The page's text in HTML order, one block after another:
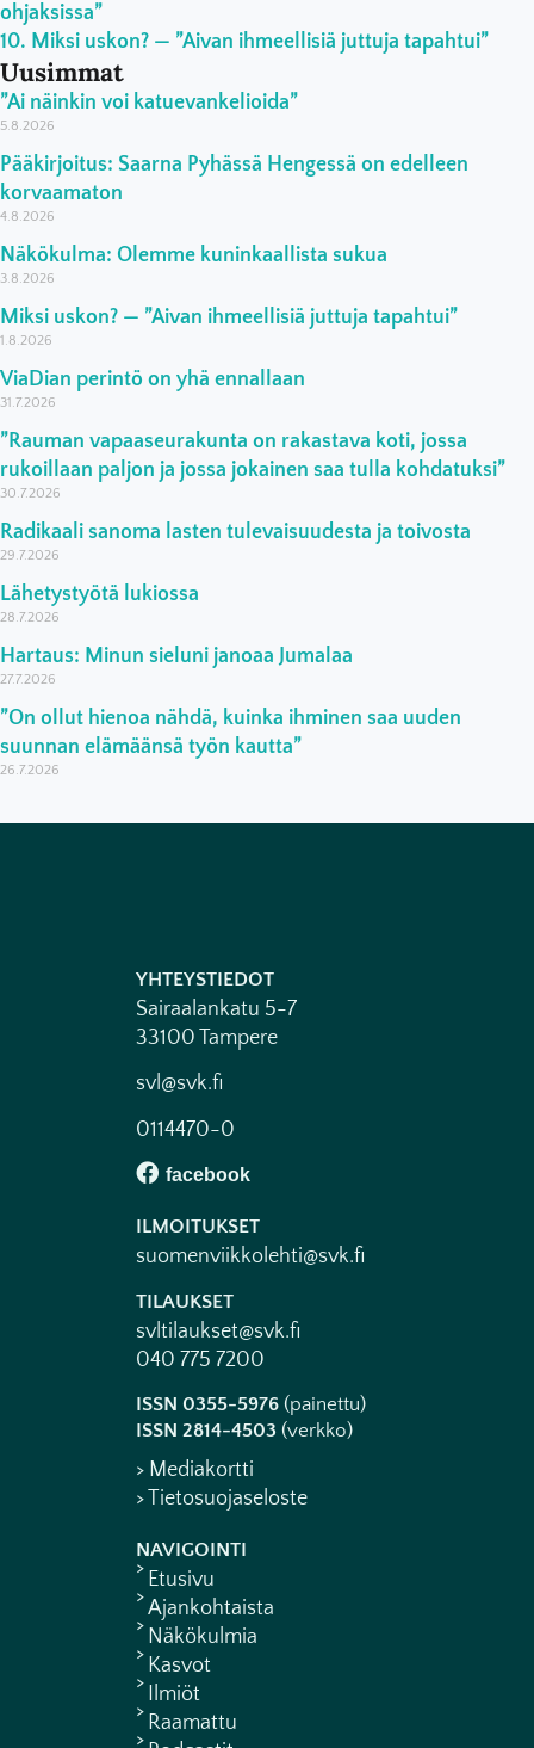
ohjaksissa”
Miksi uskon? — ”Aivan ihmeellisiä juttuja tapahtui”
Uusimmat
”Ai näinkin voi katuevankelioida”
5.8.2026
Pääkirjoitus: Saarna Pyhässä Hengessä on edelleen
korvaamaton
4.8.2026
Näkökulma: Olemme kuninkaallista sukua
3.8.2026
Miksi uskon? — ”Aivan ihmeellisiä juttuja tapahtui”
1.8.2026
ViaDian perintö on yhä ennallaan
31.7.2026
”Rauman vapaaseurakunta on rakastava koti, jossa
rukoillaan paljon ja jossa jokainen saa tulla kohdatuksi”
30.7.2026
Radikaali sanoma lasten tulevaisuudesta ja toivosta
29.7.2026
Lähetystyötä lukiossa
28.7.2026
Hartaus: Minun sieluni janoaa Jumalaa
27.7.2026
”On ollut hienoa nähdä, kuinka ihminen saa uuden
suunnan elämäänsä työn kautta”
26.7.2026
YHTEYSTIEDOT
Sairaalankatu 5-7
33100 Tampere
svl@svk.fi
0114470-0
ILMOITUKSET
suomenviikkolehti@svk.fi
TILAUKSET
svltilaukset@svk.fi
040 775 7200
ISSN 0355-5976 (painettu)
ISSN 2814-4503 (verkko)
> Mediakortti
> Tietosuojaseloste
NAVIGOINTI
Etusivu
Ajankohtaista
Näkökulmia
Kasvot
Ilmiöt
Raamattu